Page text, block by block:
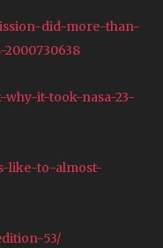
did-more-than-
why-it-took-nasa-23-
like-to-almost-
53/